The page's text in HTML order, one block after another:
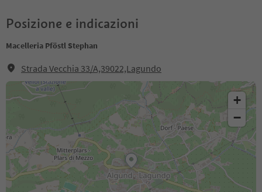
Posizione e indicazioni
Macelleria Pföstl Stephan
Strada Vecchia 33/A,39022,Lagundo
+
−